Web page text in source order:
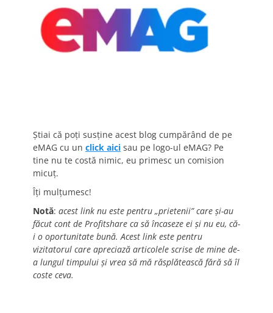
Știai că poți susține acest blog cumpărând de pe
eMAG cu un click aici sau pe logo-ul eMAG? Pe
tine nu te costă nimic, eu primesc un comision
micuț.
Îți mulțumesc!
Notă: acest link nu este pentru „prietenii” care și-au
făcut cont de Profitshare ca să încaseze ei și nu eu, că-
i o oportunitate bună. Acest link este pentru
vizitatorul care apreciază articolele scrise de mine de-
a lungul timpului și vrea să mă răsplătească fără să îl
coste ceva.